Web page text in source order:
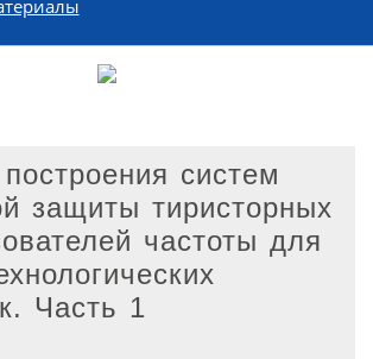
систем
защиты тиристорных
частоты для
Часть 1